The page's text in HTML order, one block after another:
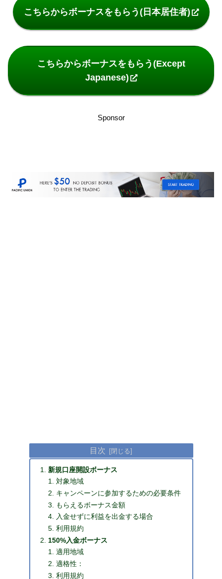
こちらからボーナスをもらう(日本居住者)
こちらからボーナスをもらう(Except
Japanese)
Sponsor
目次
新規口座開設ボーナス
対象地域
キャンペーンに参加するための必要条件
もらえるボーナス金額
入金せずに利益を出金する場合
利用規約
150%入金ボーナス
適用地域
適格性：
利用規約